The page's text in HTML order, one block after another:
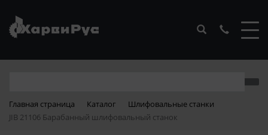
Главная страница Каталог
Шлифовальные станки
JIB 21106 Барабанный шлифовальный станок